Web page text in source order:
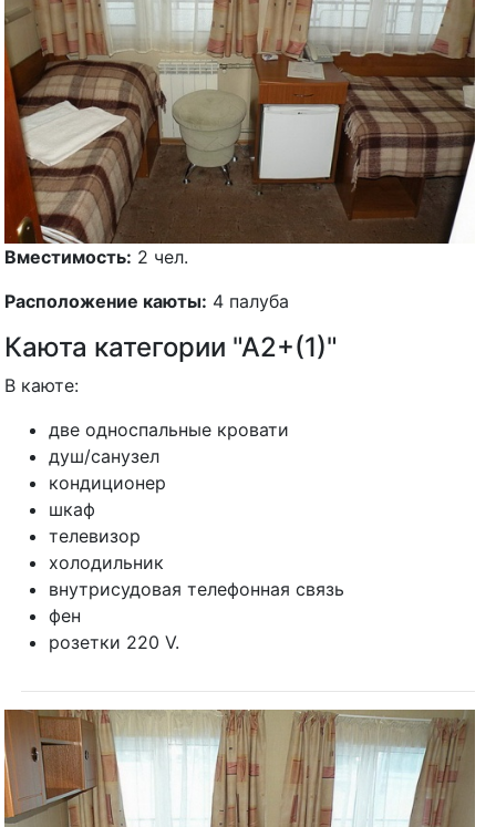
Вместимость: 2 чел.
Расположение каюты: 4 палуба
Каюта категории "А2+(1)"
В каюте:
две односпальные кровати
душ/санузел
кондиционер
шкаф
телевизор
холодильник
внутрисудовая телефонная связь
фен
розетки 220 V.